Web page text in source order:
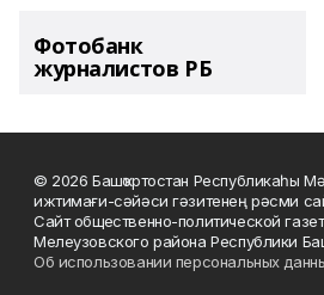
Фотобанк
журналистов РБ
© 2026 Башҡортостан Республикаһы
ижтимағи-сәйәси гәзитенең рәсми
Сайт общественно-политической
Мелеузовского района Республики
Об использовании персональных